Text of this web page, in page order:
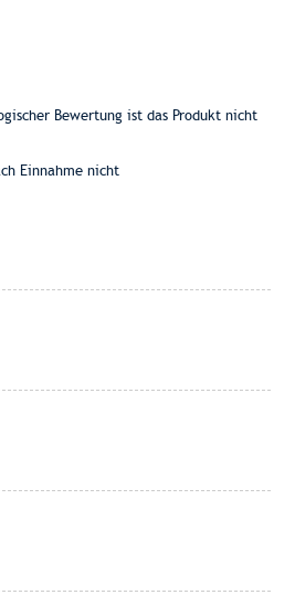
Bewertung ist das Produkt nicht
Einnahme nicht